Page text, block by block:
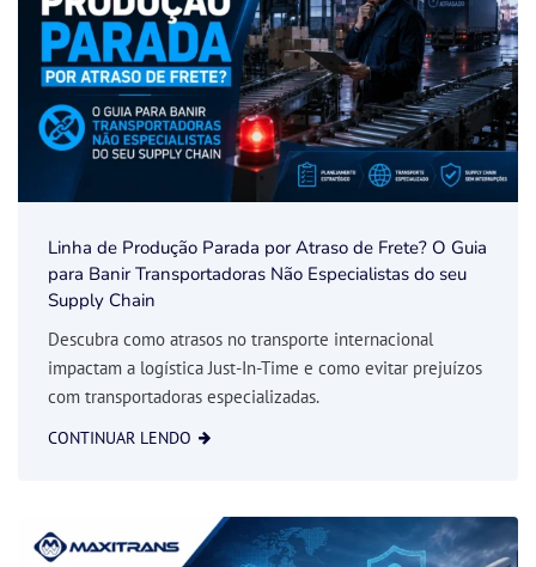
Linha de Produção Parada por Atraso de Frete? O Guia
para Banir Transportadoras Não Especialistas do seu
Supply Chain
Descubra como atrasos no transporte internacional
impactam a logística Just-In-Time e como evitar prejuízos
com transportadoras especializadas.
CONTINUAR LENDO